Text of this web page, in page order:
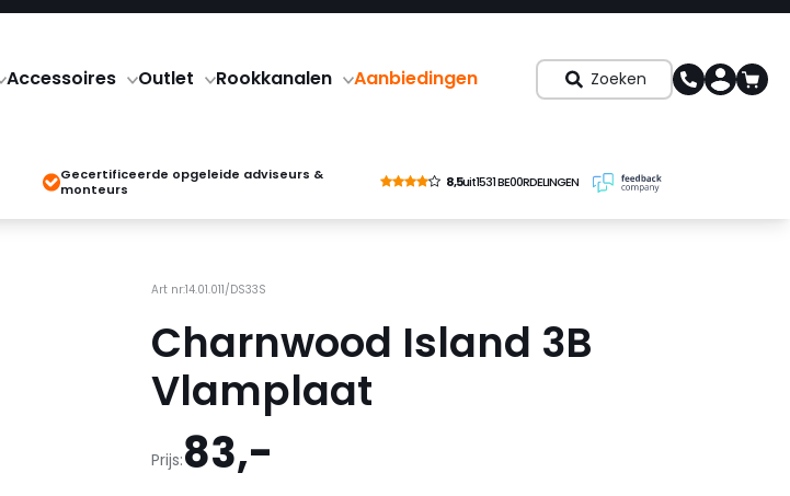
Accessoires Outlet Rookkanalen Aanbiedingen Zoeken
Gecertificeerde opgeleide adviseurs &
monteurs
8,5uit1531 BE00RDELINGEN
Art nr:14.01.011/DS33S
Charnwood Island 3B
Vlamplaat
Prijs:83,-